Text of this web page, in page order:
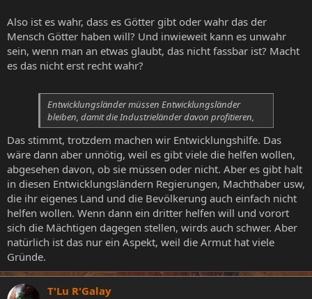
Also ist es wahr, dass es Götter gibt oder wahr das der
Mensch Götter haben will? Und inwieweit kann es unwahr
sein, wenn man an etwas glaubt, das nicht fassbar ist? Macht
es das nicht erst recht wahr?
Entwicklungsländer müssen Entwicklungsländer
bleiben, damit die Industrieländer davon profitieren,
Das stimmt, trotzdem machen wir Entwicklungshilfe. Das
wäre dann aber unnötig, weil es gibt viele die helfen wollen,
abgesehen davon, ob sie müssen oder nicht. Aber es gibt halt
in diesen Entwicklungsländern Regierungen, Machthaber usw,
die ihr eigenes Land und die Bevölkerung auch einfach nicht
helfen wollen. Wenn dann ein dritter helfen will und vorort
sich die Mächtigen dagegen stellen, wirds auch schwer. Aber
natürlich ist das nur ein Aspekt, weil die Armut hat viele
Gründe.
T'Lu R'Galay